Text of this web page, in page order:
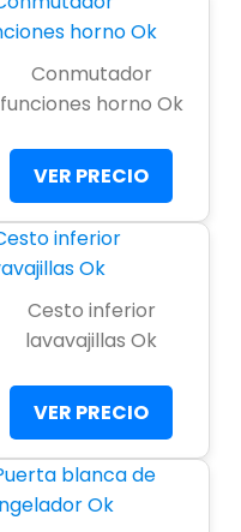
Conmutador
funciones horno Ok
VER PRECIO
Cesto inferior
lavavajillas Ok
VER PRECIO